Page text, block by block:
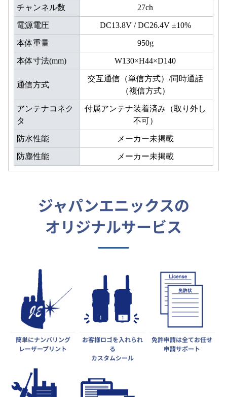
チャンネル数 27ch
電源電圧 DC13.8V / DC26.4V ±10%
本体重量 950g
本体寸法(mm) W130×H44×D140
通信方式
交互通信（単信方式）/同時通話
（複信方式）
アンテナコネク
タ
付属アンテナ装着済み（取り外し
不可）
防水性能 メーカー未掲載
防塵性能 メーカー未掲載
ジャパンエニックスの
オリジナルサービス
簡単にナンバリング
レーザープリント
お客様ロゴを入れられ
る
カスタムシール
免許申請は全てお任せ
申請サポート